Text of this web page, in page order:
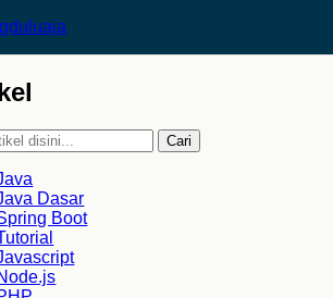
Cari
Dasar
Boot